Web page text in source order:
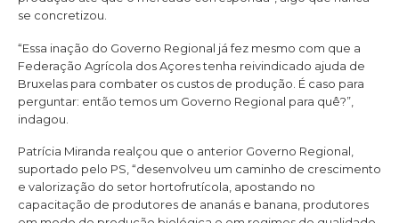
se concretizou.
“Essa inação do Governo Regional já fez mesmo com que a
Federação Agrícola dos Açores tenha reivindicado ajuda de
Bruxelas para combater os custos de produção. É caso para
perguntar: então temos um Governo Regional para quê?”,
indagou.
Patrícia Miranda realçou que o anterior Governo Regional,
suportado pelo PS, “desenvolveu um caminho de crescimento
e valorização do setor hortofrutícola, apostando no
capacitação de produtores de ananás e banana, produtores